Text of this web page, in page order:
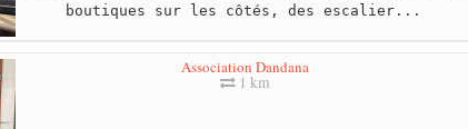
boutiques sur les côtés, des escalier...
Association Dandana
1 km